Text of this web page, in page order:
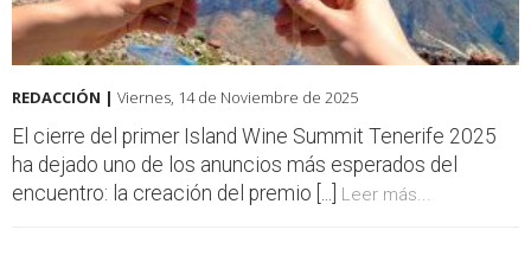
REDACCIÓN | Viernes, 14 de Noviembre de 2025
El cierre del primer Island Wine Summit Tenerife 2025
ha dejado uno de los anuncios más esperados del
encuentro: la creación del premio [...]
Leer más...